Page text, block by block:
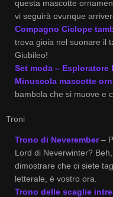
questa mascotte
vi seguirà ovunque
Compagno Ciclope
trova gioia nel suonare il
Giubileo!
Set moda –
Minuscola mascotte
bambola che si muove e
Troni
Trono di Neverember –
Lord di Neverwinter?
dimostrare che ci siete
letterale, è vostro ora.
Trono delle scaglie